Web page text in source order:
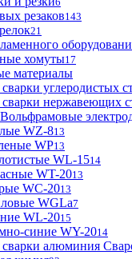
резаков143
21
хомуты17
материалы
Вольфрамовые
WZ-813
WP13
WL-1514
WT-2013
WC-2013
WGLa7
WL-2015
синие WY-2014